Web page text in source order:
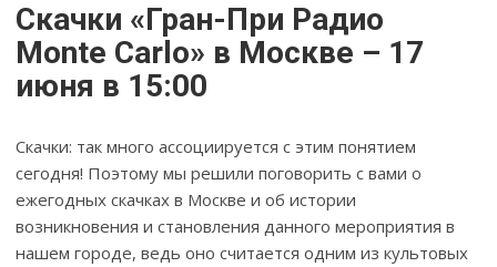
Скачки «Гран-При Радио
Monte Carlo» в Москве – 17
июня в 15:00
Скачки: так много ассоциируется с этим понятием
сегодня! Поэтому мы решили поговорить с вами о
ежегодных скачках в Москве и об истории
возникновения и становления данного мероприятия в
нашем городе, ведь оно считается одним из культовых